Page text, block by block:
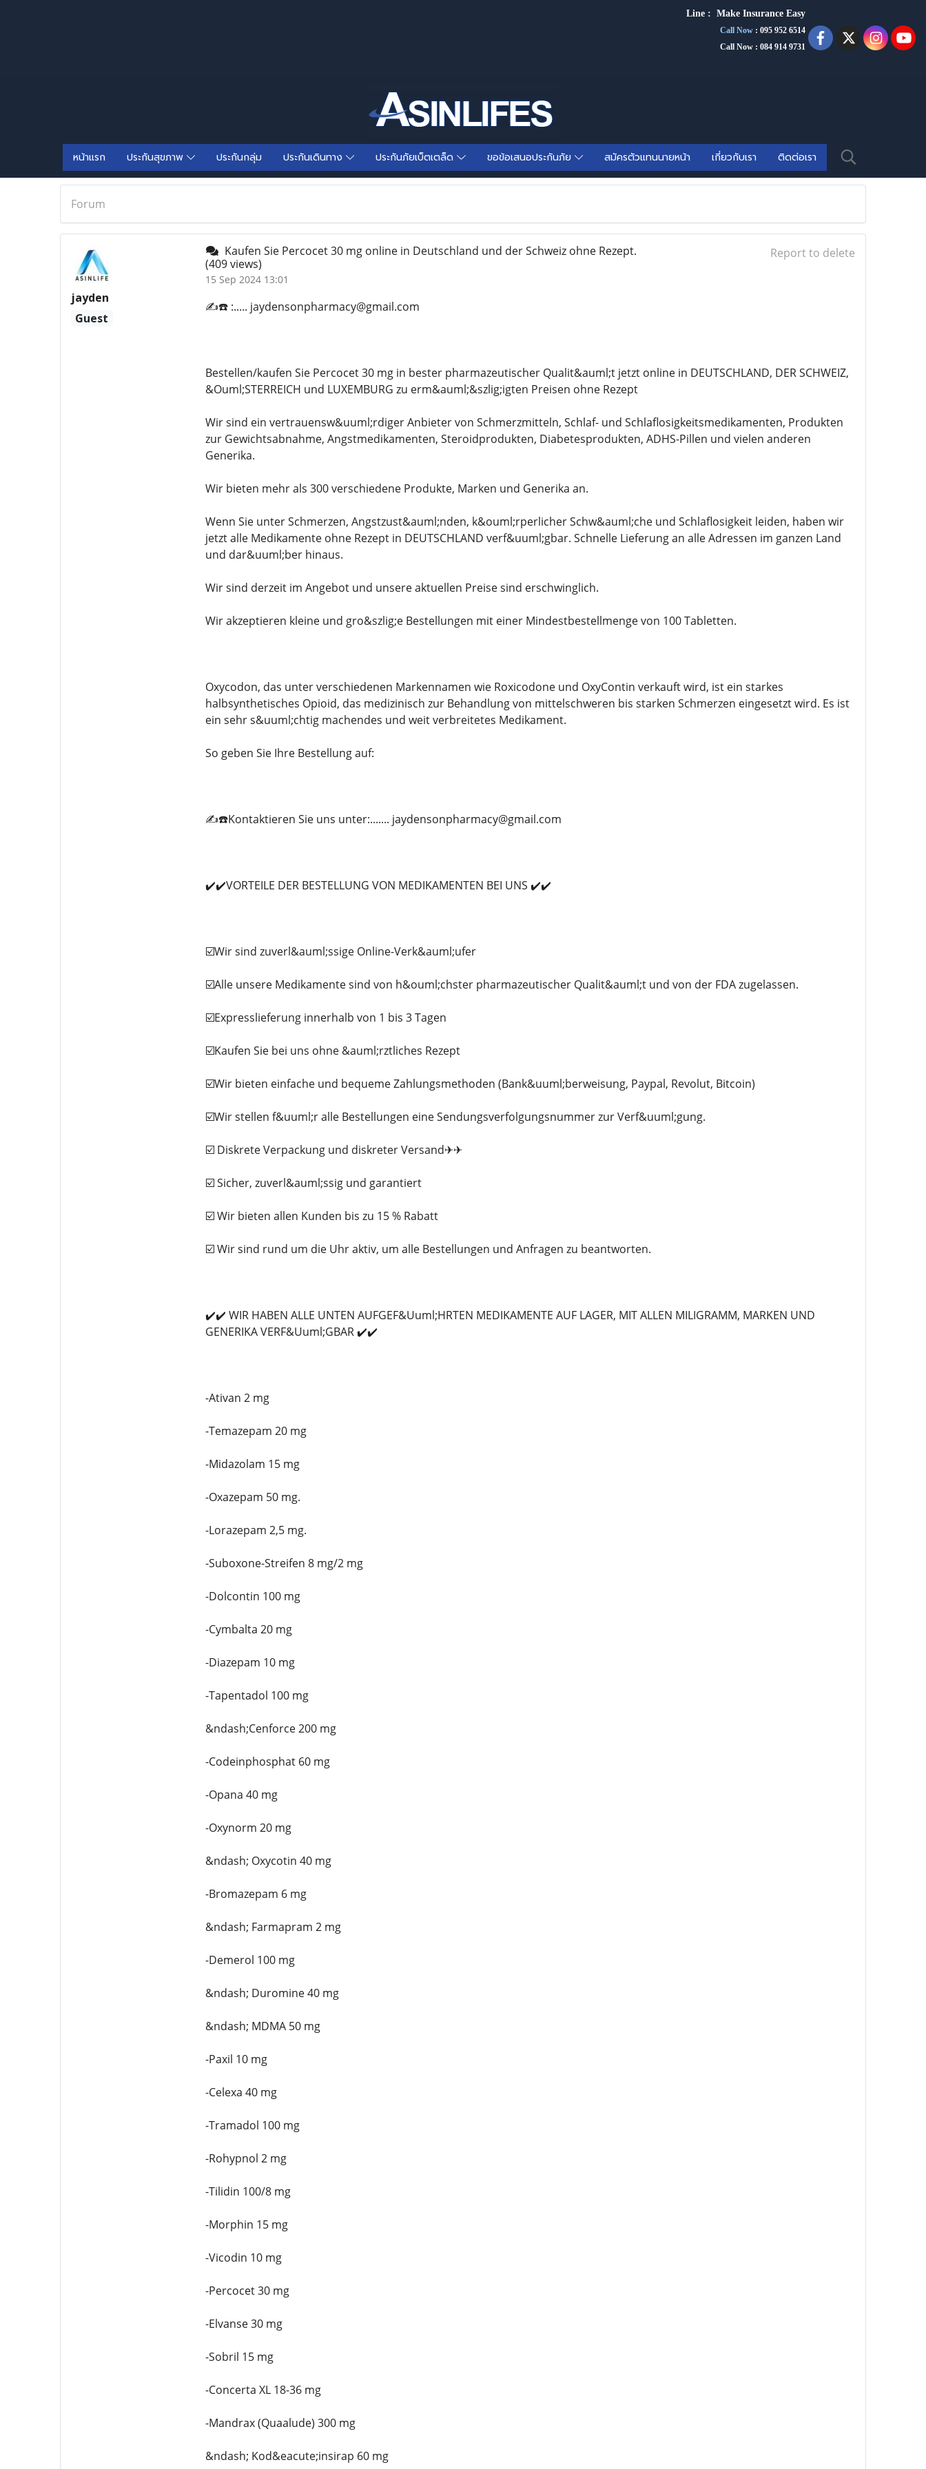
Line : Make Insurance Easy
Call Now : 095 952 6514
Call Now : 084 914 9731
หน้าแรก ประกันสุขภาพ ประกันกลุ่ม ประกันเดินทาง ประกันภัยเบ็ตเตล็ด ขอข้อเสนอประกันภัย สมัครตัวแทนนายหน้า เกี่ยวกับเรา ติดต่อเรา
Forum
jayden
Guest
Kaufen Sie Percocet 30 mg online in Deutschland und der Schweiz ohne Rezept.
(409 views)
15 Sep 2024 13:01
Report to delete
✍️☎️ :..... jaydensonpharmacy@gmail.com
Bestellen/kaufen Sie Percocet 30 mg in bester pharmazeutischer Qualit&auml;t jetzt online in DEUTSCHLAND, DER SCHWEIZ,
&Ouml;STERREICH und LUXEMBURG zu erm&auml;&szlig;igten Preisen ohne Rezept
Wir sind ein vertrauensw&uuml;rdiger Anbieter von Schmerzmitteln, Schlaf- und Schlaflosigkeitsmedikamenten, Produkten
zur Gewichtsabnahme, Angstmedikamenten, Steroidprodukten, Diabetesprodukten, ADHS-Pillen und vielen anderen
Generika.
Wir bieten mehr als 300 verschiedene Produkte, Marken und Generika an.
Wenn Sie unter Schmerzen, Angstzust&auml;nden, k&ouml;rperlicher Schw&auml;che und Schlaflosigkeit leiden, haben wir
jetzt alle Medikamente ohne Rezept in DEUTSCHLAND verf&uuml;gbar. Schnelle Lieferung an alle Adressen im ganzen Land
und dar&uuml;ber hinaus.
Wir sind derzeit im Angebot und unsere aktuellen Preise sind erschwinglich.
Wir akzeptieren kleine und gro&szlig;e Bestellungen mit einer Mindestbestellmenge von 100 Tabletten.
Oxycodon, das unter verschiedenen Markennamen wie Roxicodone und OxyContin verkauft wird, ist ein starkes
halbsynthetisches Opioid, das medizinisch zur Behandlung von mittelschweren bis starken Schmerzen eingesetzt wird. Es ist
ein sehr s&uuml;chtig machendes und weit verbreitetes Medikament.
So geben Sie Ihre Bestellung auf:
✍️☎️Kontaktieren Sie uns unter:....... jaydensonpharmacy@gmail.com
✔️✔️VORTEILE DER BESTELLUNG VON MEDIKAMENTEN BEI UNS ✔️✔️
☑️Wir sind zuverl&auml;ssige Online-Verk&auml;ufer
☑️Alle unsere Medikamente sind von h&ouml;chster pharmazeutischer Qualit&auml;t und von der FDA zugelassen.
☑️Expresslieferung innerhalb von 1 bis 3 Tagen
☑️Kaufen Sie bei uns ohne &auml;rztliches Rezept
☑️Wir bieten einfache und bequeme Zahlungsmethoden (Bank&uuml;berweisung, Paypal, Revolut, Bitcoin)
☑️Wir stellen f&uuml;r alle Bestellungen eine Sendungsverfolgungsnummer zur Verf&uuml;gung.
☑️ Diskrete Verpackung und diskreter Versand✈✈
☑️ Sicher, zuverl&auml;ssig und garantiert
☑️ Wir bieten allen Kunden bis zu 15 % Rabatt
☑️ Wir sind rund um die Uhr aktiv, um alle Bestellungen und Anfragen zu beantworten.
✔️✔️ WIR HABEN ALLE UNTEN AUFGEF&Uuml;HRTEN MEDIKAMENTE AUF LAGER, MIT ALLEN MILIGRAMM, MARKEN UND
GENERIKA VERF&Uuml;GBAR ✔️✔️
-Ativan 2 mg
-Temazepam 20 mg
-Midazolam 15 mg
-Oxazepam 50 mg.
-Lorazepam 2,5 mg.
-Suboxone-Streifen 8 mg/2 mg
-Dolcontin 100 mg
-Cymbalta 20 mg
-Diazepam 10 mg
-Tapentadol 100 mg
&ndash;Cenforce 200 mg
-Codeinphosphat 60 mg
-Opana 40 mg
-Oxynorm 20 mg
&ndash; Oxycotin 40 mg
-Bromazepam 6 mg
&ndash; Farmapram 2 mg
-Demerol 100 mg
&ndash; Duromine 40 mg
&ndash; MDMA 50 mg
-Paxil 10 mg
-Celexa 40 mg
-Tramadol 100 mg
-Rohypnol 2 mg
-Tilidin 100/8 mg
-Morphin 15 mg
-Vicodin 10 mg
-Percocet 30 mg
-Elvanse 30 mg
-Sobril 15 mg
-Concerta XL 18-36 mg
-Mandrax (Quaalude) 300 mg
&ndash; Kod&eacute;insirap 60 mg